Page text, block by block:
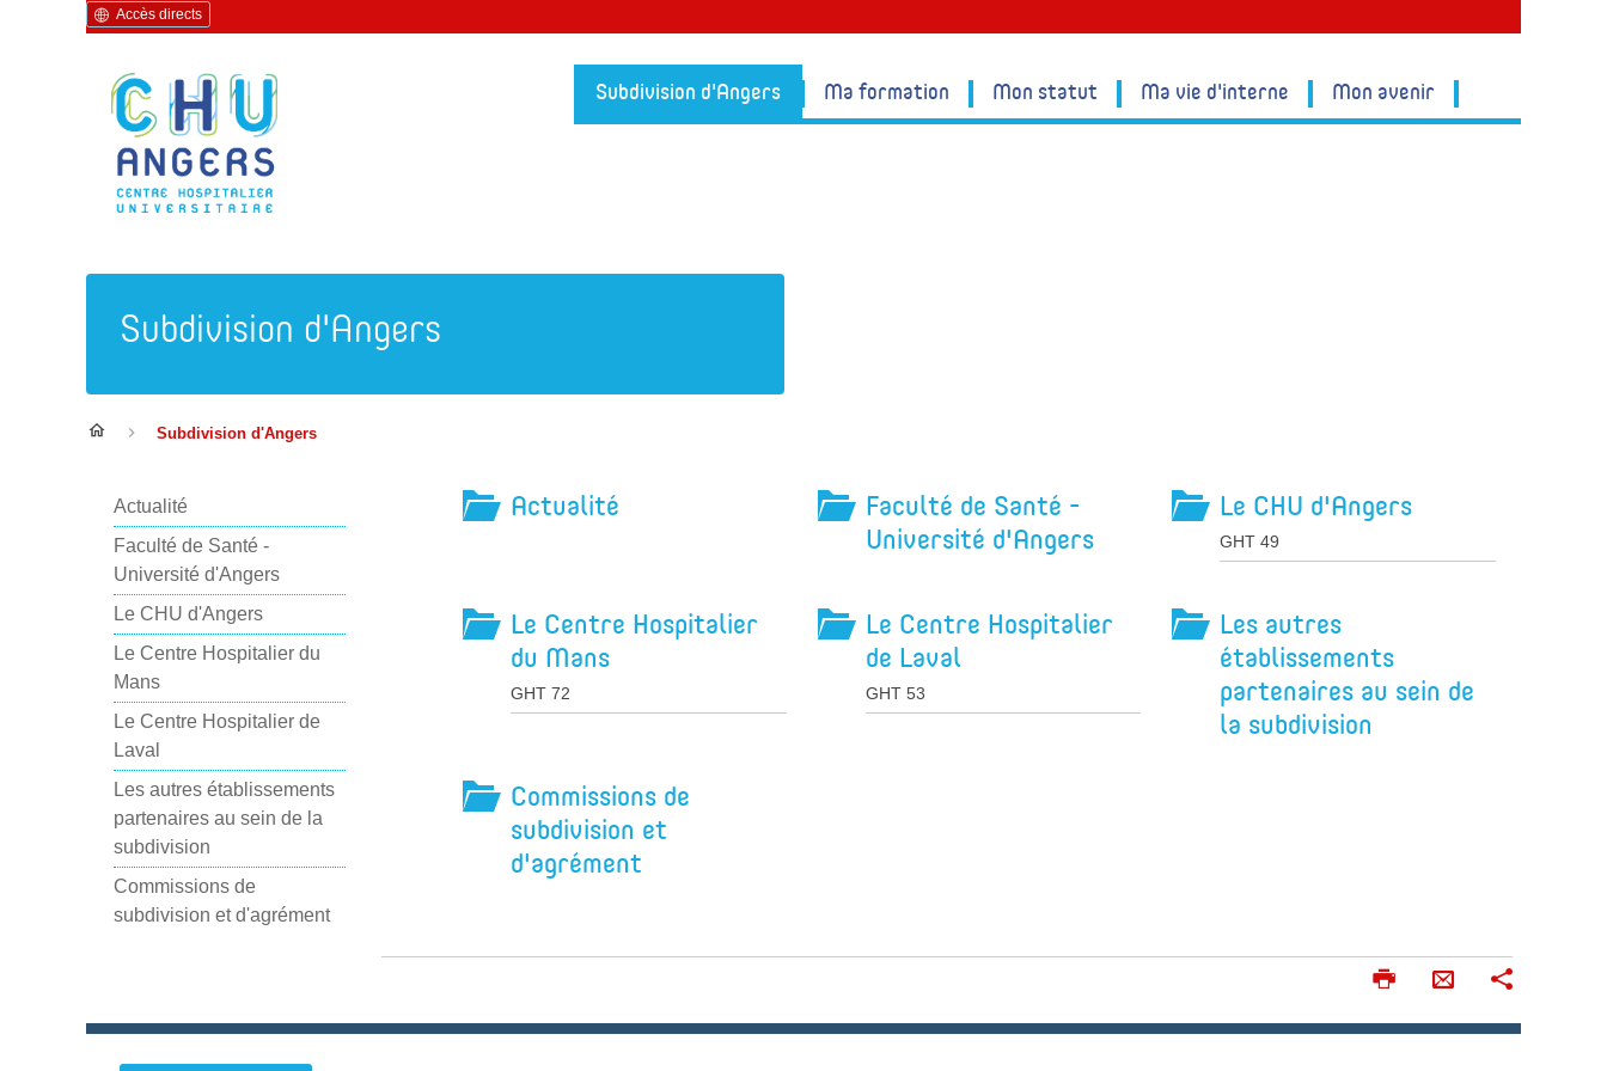
Accès directs
Subdivision d'Angers Ma formation Mon statut Ma vie d'interne Mon avenir
Subdivision d'Angers
Subdivision d'Angers
Actualité
Faculté de Santé -
Université d'Angers
Le CHU d'Angers
GHT 49
Le Centre Hospitalier
du Mans
GHT 72
Le Centre Hospitalier
de Laval
GHT 53
Les autres
établissements
partenaires au sein de
la subdivision
Commissions de
subdivision et
d'agrément
I
p
E
r
Actualité
Faculté de Santé -
Université d'Angers
Le CHU d'Angers
Le Centre Hospitalier du
Mans
Le Centre Hospitalier de
Laval
Les autres établissements
partenaires au sein de la
subdivision
Commissions de
subdivision et d'agrément